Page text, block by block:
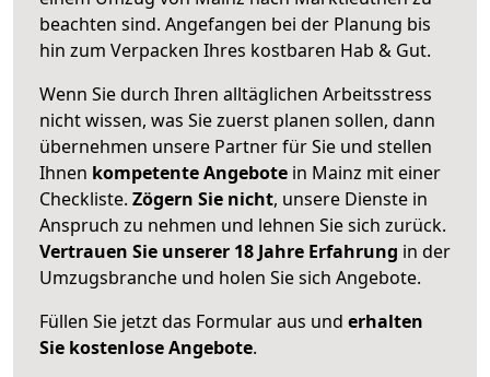
beachten sind. Angefangen bei der Planung bis
hin zum Verpacken Ihres kostbaren Hab & Gut.
Wenn Sie durch Ihren alltäglichen Arbeitsstress
nicht wissen, was Sie zuerst planen sollen, dann
übernehmen unsere Partner für Sie und stellen
Ihnen kompetente Angebote in Mainz mit einer
Checkliste. Zögern Sie nicht, unsere Dienste in
Anspruch zu nehmen und lehnen Sie sich zurück.
Vertrauen Sie unserer 18 Jahre Erfahrung in der
Umzugsbranche und holen Sie sich Angebote.
Füllen Sie jetzt das Formular aus und erhalten
Sie kostenlose Angebote.